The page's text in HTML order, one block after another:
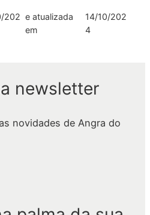
202 e atualizada
em
14/10/202
4
newsletter
novidades de Angra do